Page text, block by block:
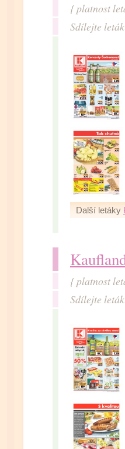
{ platnost
Sdílejte
Další letáky
{ platnost
Sdílejte